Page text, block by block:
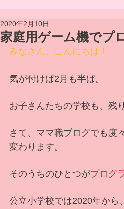
家庭用ゲーム機でプ
2020年2月10日
みなさん、こんにちは！
気が付けば2月も半ば。
お子さんたちの学校も、残
さて、ママ職ブログでも度
変わります。
そのうちのひとつがプログ
公立小学校では2020年から